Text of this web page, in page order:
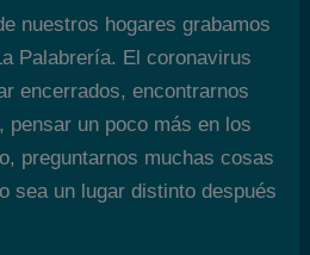
nuestros hogares grabamos
Palabrería. El coronavirus
encerrados, encontrarnos
pensar un poco más en los
preguntarnos muchas cosas
sea un lugar distinto después